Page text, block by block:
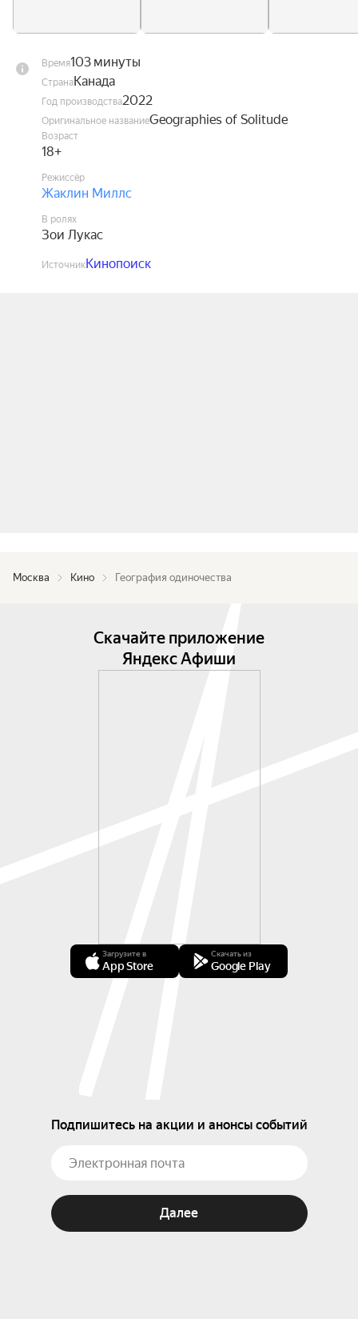
Время103 минуты
СтранаКанада
Год производства2022
Оригинальное названиеGeographies of Solitude
Возраст
18+
Режиссёр
Жаклин Миллс
В ролях
Зои Лукас
ИсточникКинопоиск
Москва Кино География одиночества
Скачайте приложение
Яндекс Афиши
Загрузите в
App Store
Скачать из
Google Play
Подпишитесь на акции и анонсы событий
Далее